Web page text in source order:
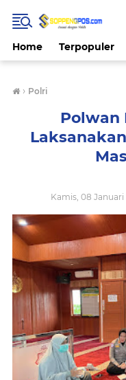
Home Terpopuler
› Polri
Polwan
Kamis, 08 Januari